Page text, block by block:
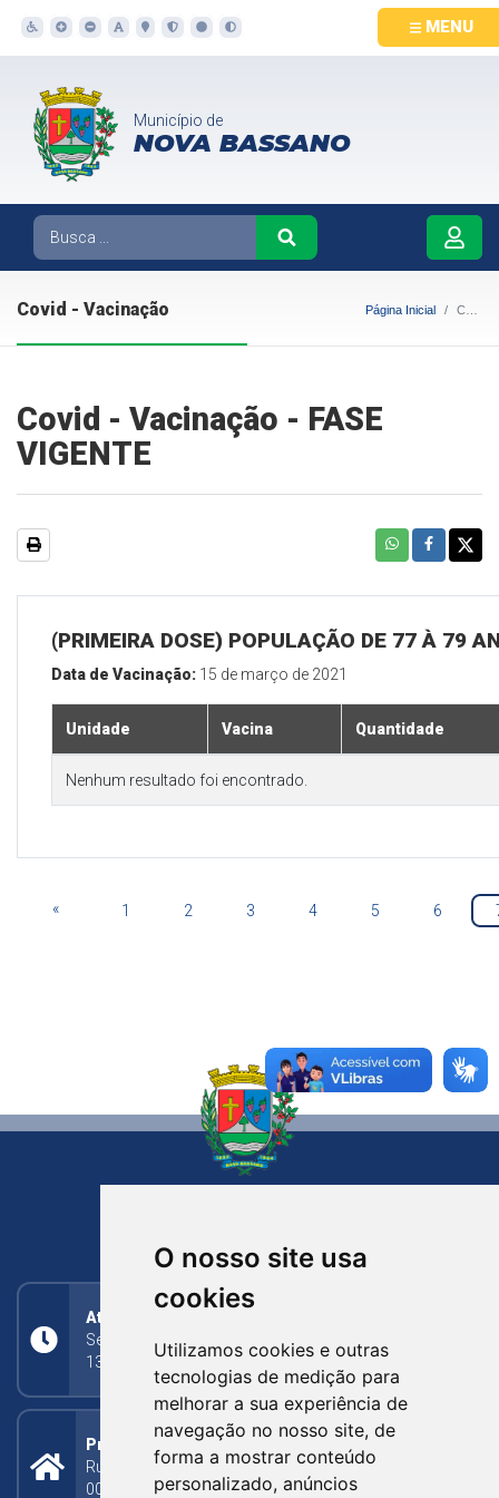
O nosso site usa
cookies
Utilizamos cookies e outras
tecnologias de medição para
melhorar a sua experiência de
navegação no nosso site, de
forma a mostrar conteúdo
personalizado, anúncios
MENU
Município de
NOVA BASSANO
Covid - Vacinação Página Inicial Covid - Vacinação
Covid - Vacinação - FASE
VIGENTE
(PRIMEIRA DOSE) POPULAÇÃO DE 77 À 79
Data de Vacinação: 15 de março de 2021
Unidade Vacina Quantidade
Nenhum resultado foi encontrado.
« 1 2 3 4 5 6
Atendimento
Segunda a Sexta: 8h às 11h30min (manhã);
13h30min às 17h (tarde)
Prefeitura Municipal
Rua Silva Jardim, 505 - Bairro Centro - CEP: 95340-
000